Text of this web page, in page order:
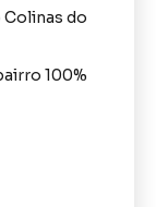
do
100%